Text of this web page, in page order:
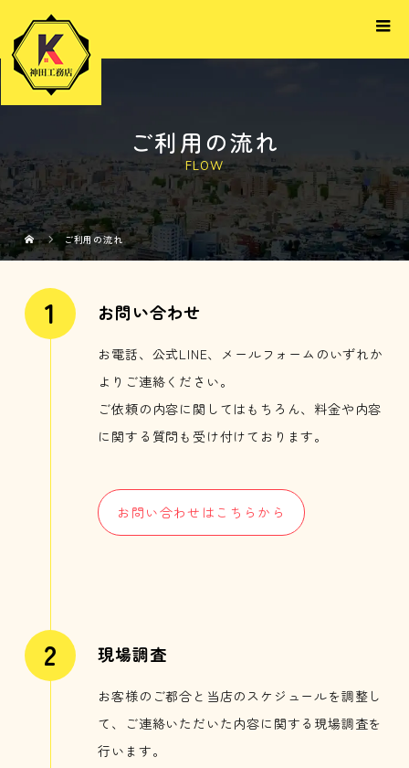
ご利用の流れ
FLOW
ご利用の流れ
お問い合わせ
お電話、公式LINE、メールフォームのいずれか
よりご連絡ください。
ご依頼の内容に関してはもちろん、料金や内容
に関する質問も受け付けております。
お問い合わせはこちらから
現場調査
お客様のご都合と当店のスケジュールを調整し
て、ご連絡いただいた内容に関する現場調査を
行います。